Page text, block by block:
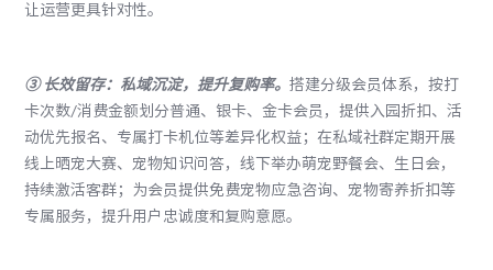
让运营更具针对性。
③ 长效留存：私域沉淀，提升复购率。搭建分级会员体系，按打
卡次数/消费金额划分普通、银卡、金卡会员，提供入园折扣、活
动优先报名、专属打卡机位等差异化权益；在私域社群定期开展
线上晒宠大赛、 宠物知识问答，线下举办萌宠野餐会、生日会，
持续激活客群；为会员提供免费宠物应急咨询、宠物寄养折扣等
专属服务，提升用户忠诚度和复购意愿。